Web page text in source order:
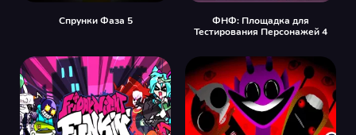
Спрунки Фаза 5
ФНФ: Площадка для
Тестирования Персонажей 4